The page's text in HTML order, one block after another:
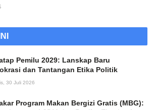
Pemilu 2029: Lanskap Baru
dan Tantangan Etika Politik
30 Juli 2026
Program Makan Bergizi Gratis (MBG):